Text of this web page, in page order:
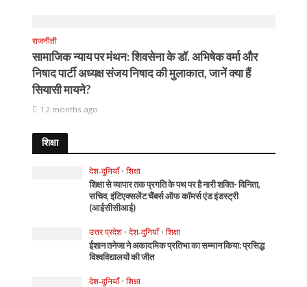
राजनीती
सामाजिक न्याय पर मंथन: शिवसेना के डॉ. अभिषेक वर्मा और
निषाद पार्टी अध्यक्ष संजय निषाद की मुलाकात, जानें क्या हैं
सियासी मायने?
12 months ago
शिक्षा
देश-दुनियाँ • शिक्षा
शिक्षा से व्यापार तक प्रगति के पथ पर है नारी शक्ति- विनिता,
सचिव, इंटिएक्सलेंट चैंबर्स ऑफ कॉमर्स एंड इंडस्ट्री
(आईसीसीआई)
उत्तर प्रदेश • देश-दुनियाँ • शिक्षा
ईशान तनेजा ने अकादमिक प्रतिभा का सम्मान किया: प्रसिद्ध
विश्वविद्यालयों की जीत
देश-दुनियाँ • शिक्षा